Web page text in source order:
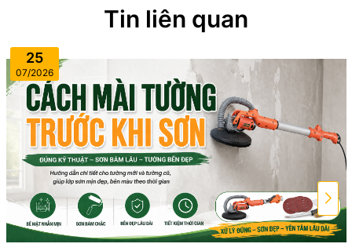
Tin liên quan
25
07/2026